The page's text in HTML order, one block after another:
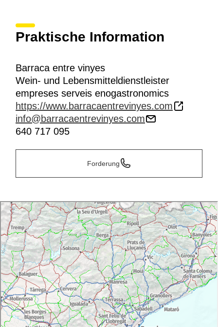
Praktische Information
Barraca entre vinyes
Wein- und Lebensmitteldienstleister
empreses serveis enogastronomics
https://www.barracaentrevinyes.com
info@barracaentrevinyes.com
640 717 095
Forderung